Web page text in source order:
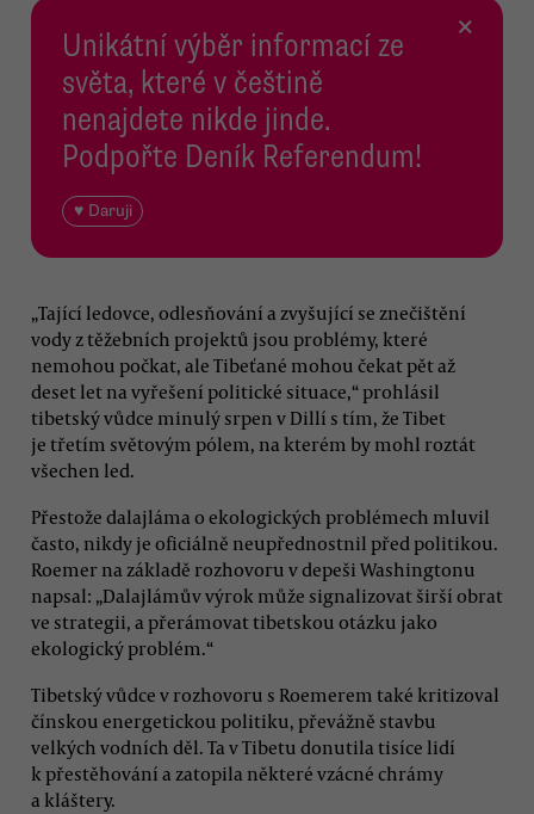
Unikátní výběr informací ze
světa, které v češtině
nenajdete nikde jinde.
Podpořte Deník Referendum!
♥ Daruji
×
„Tající ledovce, odlesňování a zvyšující se znečištění
vody z těžebních projektů jsou problémy, které
nemohou počkat, ale Tibeťané mohou čekat pět až
deset let na vyřešení politické situace,“ prohlásil
tibetský vůdce minulý srpen v Dillí s tím, že Tibet
je třetím světovým pólem, na kterém by mohl roztát
všechen led.
Přestože dalajláma o ekologických problémech mluvil
často, nikdy je oficiálně neupřednostnil před politikou.
Roemer na základě rozhovoru v depeši Washingtonu
napsal: „Dalajlámův výrok může signalizovat širší obrat
ve strategii, a přerámovat tibetskou otázku jako
ekologický problém.“
Tibetský vůdce v rozhovoru s Roemerem také kritizoval
čínskou energetickou politiku, převážně stavbu
velkých vodních děl. Ta v Tibetu donutila tisíce lidí
k přestěhování a zatopila některé vzácné chrámy
a kláštery.